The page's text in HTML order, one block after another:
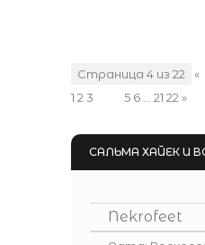
Страница 4 из 22
«
1 2 3 5 6 21 22 »
САЛЬМА ХАЙЕК И
Nekrofeet